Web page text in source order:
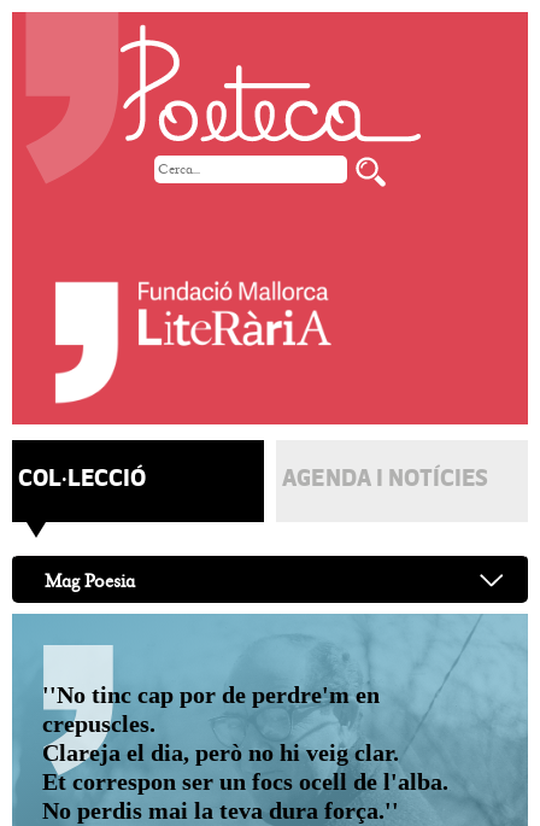
COL·LECCIÓ AGENDA I NOTÍCIES
Mag Poesia
''No tinc cap por de perdre'm en
crepuscles.
Clareja el dia, però no hi veig clar.
Et correspon ser un focs ocell de l'alba.
No perdis mai la teva dura força.''